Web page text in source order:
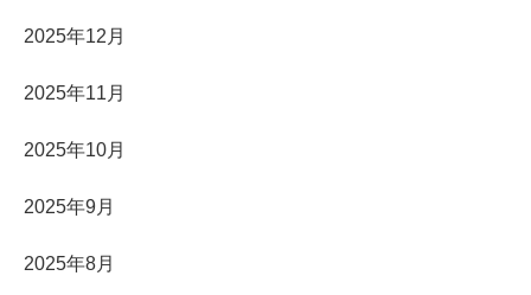
2025年12月
2025年11月
2025年10月
2025年9月
2025年8月